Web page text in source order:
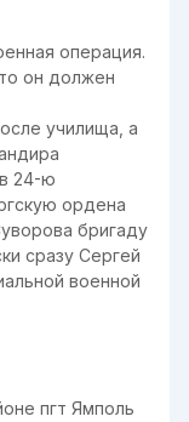
операция.
он должен
училища, а
24-ю
ордена
бригаду
сразу Сергей
военной
пгт Ямполь